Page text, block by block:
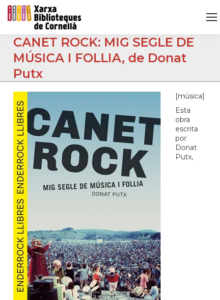
CANET ROCK: MIG SEGLE DE
MÚSICA I FOLLIA, de Donat
Putx
[música]
Esta
obra
escrita
por
Donat
Putx,